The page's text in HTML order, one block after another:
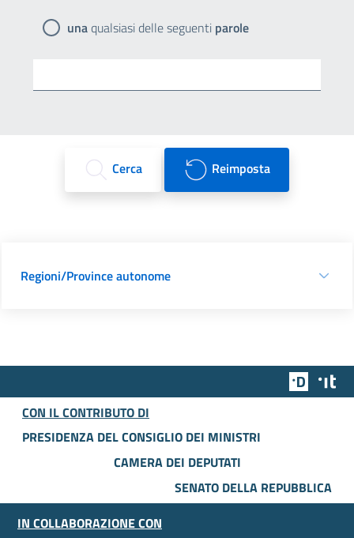
unaqualsiasi delle seguenti parole
Cerca Reimposta
Regioni/Province autonome
Team
CON IL CONTRIBUTO DI
PRESIDENZA DEL CONSIGLIO DEI MINISTRI
CAMERA DEI DEPUTATI
SENATO DELLA REPUBBLICA
IN COLLABORAZIONE CON